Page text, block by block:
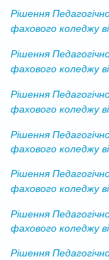
Рішення
фахового коледжу
Рішення
фахового коледжу
Рішення
фахового коледжу
Рішення
фахового коледжу
Рішення
фахового коледжу
Рішення
фахового коледжу
Рішення